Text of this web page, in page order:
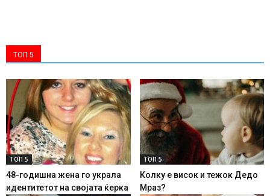
ТОП 5
ТОП 5
48-годишна жена го украла
идентитетот на својата ќерка
ТОП 5
Колку е висок и тежок Дедо
Мраз?